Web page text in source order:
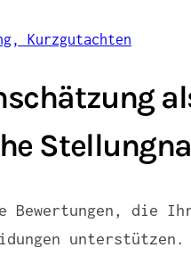
die
unterstützen.